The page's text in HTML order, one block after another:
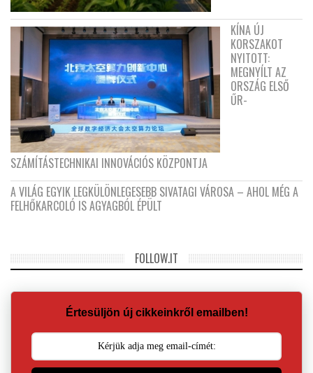
KÍNA ÚJ
KORSZAKOT
NYITOTT:
MEGNYÍLT AZ
ORSZÁG ELSŐ
ŰR-
SZÁMÍTÁSTECHNIKAI INNOVÁCIÓS KÖZPONTJA
A VILÁG EGYIK LEGKÜLÖNLEGESEBB SIVATAGI VÁROSA – AHOL MÉG A
FELHŐKARCOLÓ IS AGYAGBÓL ÉPÜLT
FOLLOW.IT
Értesüljön új cikkeinkről emailben!